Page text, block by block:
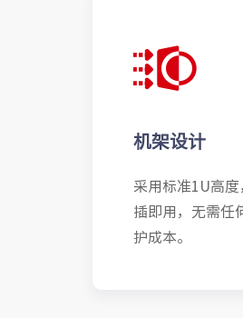
机架设计
采用标准1U高
插即用，无需任
护成本。